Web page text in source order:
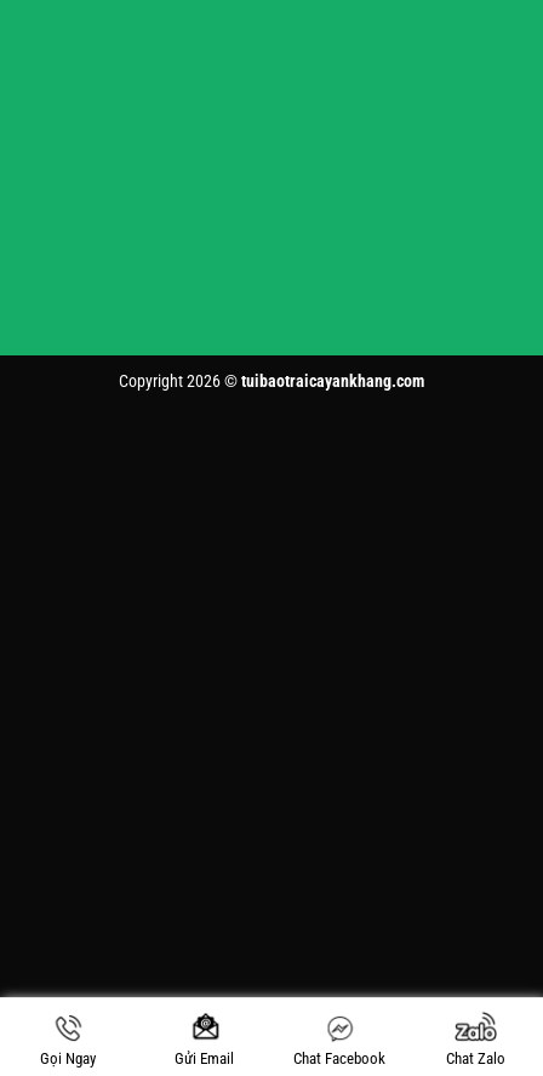
Copyright 2026 ©tuibaotraicayankhang.com
Gọi Ngay Gửi Email Chat Facebook Chat Zalo